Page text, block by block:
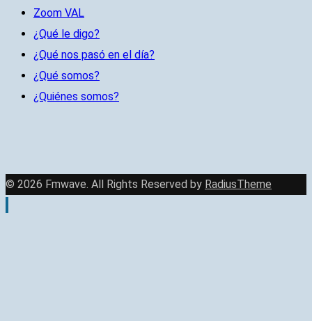
Zoom VAL
¿Qué le digo?
¿Qué nos pasó en el día?
¿Qué somos?
¿Quiénes somos?
© 2026 Fmwave. All Rights Reserved by RadiusTheme